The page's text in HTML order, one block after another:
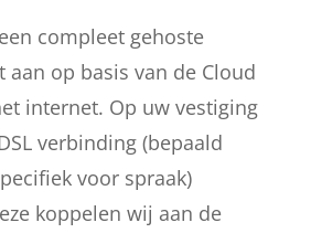
compleet gehoste
op basis van de Cloud
internet. Op uw vestiging
verbinding (bepaald
voor spraak)
koppelen wij aan de